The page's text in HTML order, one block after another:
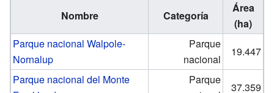
Nombre
Categoría
Área
(ha)
Parque nacional Walpole-
Nornalup
Parque
nacional
19.447
Parque nacional del Monte
Parque
37.359